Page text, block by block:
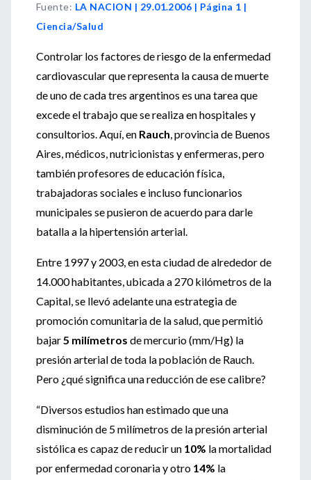
Fuente: LA NACION | 29.01.2006 | Página 1 |
Ciencia/Salud
Controlar los factores de riesgo de la enfermedad
cardiovascular que representa la causa de muerte
de uno de cada tres argentinos es una tarea que
excede el trabajo que se realiza en hospitales y
consultorios. Aquí, en Rauch, provincia de Buenos
Aires, médicos, nutricionistas y enfermeras, pero
también profesores de educación física,
trabajadoras sociales e incluso funcionarios
municipales se pusieron de acuerdo para darle
batalla a la hipertensión arterial.
Entre 1997 y 2003, en esta ciudad de alrededor de
14.000 habitantes, ubicada a 270 kilómetros de la
Capital, se llevó adelante una estrategia de
promoción comunitaria de la salud, que permitió
bajar5 milímetros de mercurio (mm/Hg) la
presión arterial de toda la población de Rauch.
Pero ¿qué significa una reducción de ese calibre?
“Diversos estudios han estimado que una
disminución de 5 milímetros de la presión arterial
sistólica es capaz de reducir un 10% la mortalidad
por enfermedad coronaria y otro 14% la